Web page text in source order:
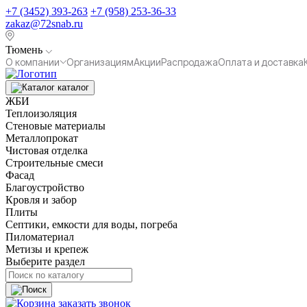
+7 (3452) 393-263 +7 (958) 253-36-33
zakaz@72snab.ru
Тюмень
О компании
ОрганизациямАкцииРаспродажаОплата и доставка
каталог
ЖБИ
Теплоизоляция
Стеновые материалы
Металлопрокат
Чистовая отделка
Строительные смеси
Фасад
Благоустройство
Кровля и забор
Плиты
Септики, емкости для воды, погреба
Пиломатериал
Метизы и крепеж
Выберите раздел
заказать звонок